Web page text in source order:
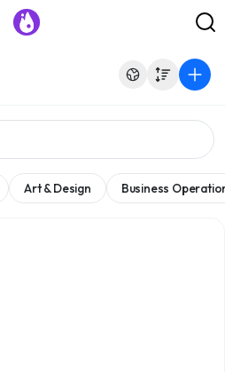
Art & Design Business